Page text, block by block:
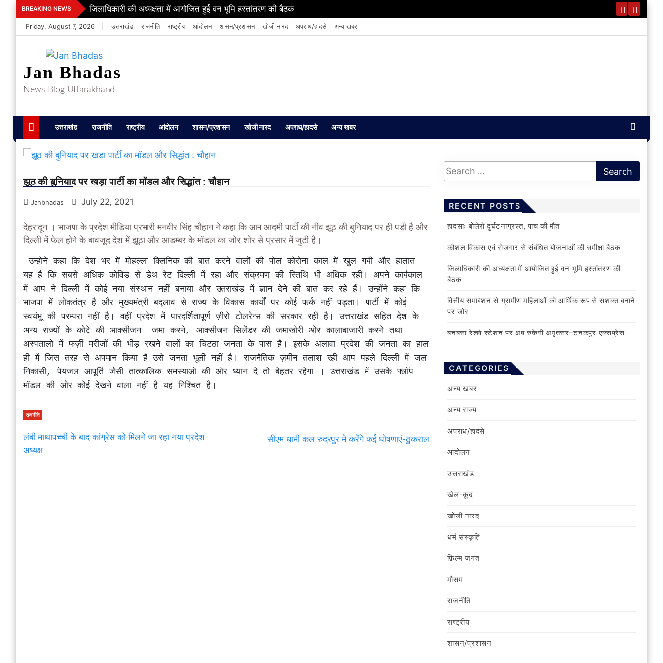
Skip
to
content
BREAKING NEWS जिलाधिकारी की अध्यक्षता में आयोजित हुई वन भूमि हस्तांतरण की बैठक
Friday, August 7, 2026 उत्तराखंड राजनीति राष्ट्रीय आंदोलन शासन/प्रशासन खोजी नारद अपराध/हादसे अन्य खबर
Jan Bhadas
News Blog Uttarakhand
उत्तराखंड राजनीति राष्ट्रीय आंदोलन शासन/प्रशासन खोजी नारद अपराध/हादसे अन्य खबर
झूठ की बुनियाद पर खड़ा पार्टी का मॉडल और सिद्धांत : चौहान
Janbhadas July 22, 2021
देहरादून । भाजपा के प्रदेश मीडिया प्रभारी मनवीर सिंह चौहान ने कहा कि आम आदमी पार्टी की नीव झूठ की बुनियाद पर ही पड़ी है और
दिल्ली में फेल होने के बावजूद देश में झूठा और आडम्बर के मॉडल का जोर शोर से प्रसार में जुटी है।
उन्होने कहा कि देश भर में मोहल्ला क्लिनिक की बात करने वालोंं की पोल कोरोना काल में खुल गयी और हालात
यह है कि सबसे अधिक कोविड से डेथ रेट दिल्ली में रहा और संक्रमण की स्तिथि भी अधिक रही। अपने कार्यकाल
में आप ने दिल्ली में कोई नया संस्थान नहीं बनाया और उतराखंड में ज्ञान देने की बात कर रहे हैं। उन्होंने कहा कि
भाजपा में लोकतंत्र है और मुख्यमंत्री बद्लाव से राज्य के विकास कार्यों पर कोई फर्क नहीं पड़ता। पार्टी में कोई
स्वयंभू की परम्परा नहीं है। वहीं प्रदेश में पारदर्शितापूर्ण ज़ीरो टोलरेन्स की सरकार रही है। उत्तराखंड सहित देश के
अन्य राज्यों के कोटे की आक्सीजन  जमा करने, आक्सीजन सिलेंडर की जमाखोरी ओर कालाबाजारी करने तथा
अस्पतालो में फर्ज़ी मरीजों की भीड़ रखने वालोंं का चिटठा जनता के पास है। इसके अलावा प्रदेश की जनता का हाल
ही में जिस तरह से अपमान किया है उसे जनता भूली नहीं है। राजनैतिक ज़मीन तलाश रही आप पहले दिल्ली में जल
निकासी, पेयजल आपूर्ति जैसी तात्कालिक समस्याओ की ओर ध्यान दे तो बेहतर रहेगा । उत्तराखंड में उसके फ्लॉप
मॉडल की ओर कोई देखने वाला नहीं है यह निश्चित है।
राजनीति
लंबी माथापच्ची के बाद कांग्रेस को मिलने जा रहा नया प्रदेश
अध्यक्ष
सीएम धामी कल रुद्रपुर मे करेंगे कई घोषणाएं-ठुकराल
RECENT POSTS
हादसाः बोलेरो दुर्घटनाग्रस्त, पांच की मौत
कौशल विकास एवं रोजगार से संबंधित योजनाओं की समीक्षा बैठक
जिलाधिकारी की अध्यक्षता में आयोजित हुई वन भूमि हस्तांतरण की
बैठक
वित्तीय समावेशन से ग्रामीण महिलाओं को आर्थिक रूप से सशक्त बनाने
पर जोर
बनबसा रेलवे स्टेशन पर अब रुकेगी अमृतसर–टनकपुर एक्सप्रेस
CATEGORIES
अन्य खबर
अन्य राज्य
अपराध/हादसे
आंदोलन
उत्तराखंड
खेल-कूद
खोजी नारद
धर्म संस्कृति
फ़िल्‍म जगत
मौसम
राजनीति
राष्ट्रीय
शासन/प्रशासन